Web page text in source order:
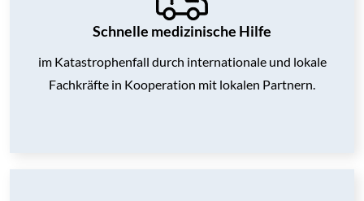
Schnelle medizinische Hilfe
im Katastrophenfall durch internationale und lokale
Fachkräfte in Kooperation mit lokalen Partnern.